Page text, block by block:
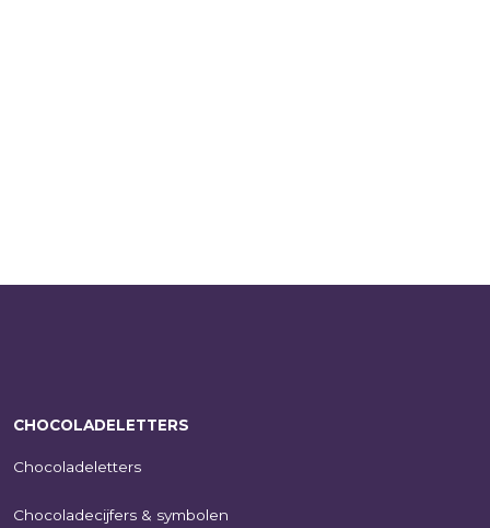
CHOCOLADELETTERS
Chocoladeletters
Chocoladecijfers & symbolen